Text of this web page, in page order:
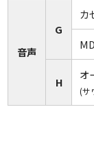
ン名
カビ取り
カ
そ
音声
G
カ
H
オ
(サ